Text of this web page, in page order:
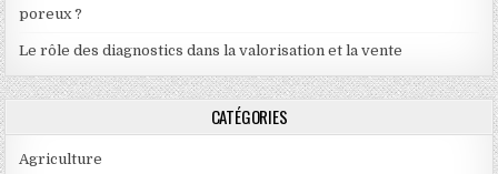
poreux ?
Le rôle des diagnostics dans la valorisation et la vente
CATÉGORIES
Agriculture